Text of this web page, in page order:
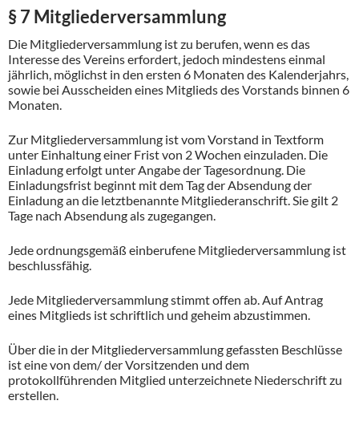
§ 7 Mitgliederversammlung
Die Mitgliederversammlung ist zu berufen, wenn es das
Interesse des Vereins erfordert, jedoch mindestens einmal
jährlich, möglichst in den ersten 6 Monaten des Kalenderjahrs,
sowie bei Ausscheiden eines Mitglieds des Vorstands binnen 6
Monaten.
Zur Mitgliederversammlung ist vom Vorstand in Textform
unter Einhaltung einer Frist von 2 Wochen einzuladen. Die
Einladung erfolgt unter Angabe der Tagesordnung. Die
Einladungsfrist beginnt mit dem Tag der Absendung der
Einladung an die letztbenannte Mitgliederanschrift. Sie gilt 2
Tage nach Absendung als zugegangen.
Jede ordnungsgemäß einberufene Mitgliederversammlung ist
beschlussfähig.
Jede Mitgliederversammlung stimmt offen ab. Auf Antrag
eines Mitglieds ist schriftlich und geheim abzustimmen.
Über die in der Mitgliederversammlung gefassten Beschlüsse
ist eine von dem/ der Vorsitzenden und dem
protokollführenden Mitglied unterzeichnete Niederschrift zu
erstellen.